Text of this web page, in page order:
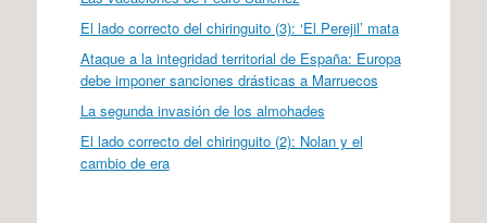
El lado correcto del chiringuito (3): ‘El Perejil’ mata
Ataque a la integridad territorial de España: Europa
debe imponer sanciones drásticas a Marruecos
La segunda invasión de los almohades
El lado correcto del chiringuito (2): Nolan y el
cambio de era